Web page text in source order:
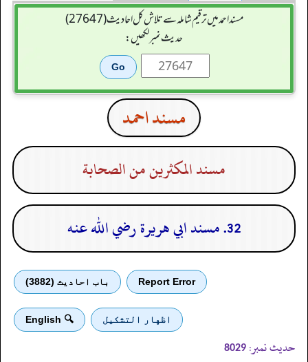
مسند احمد میں ترقیم شاملہ سے تلاش کل احادیث (27647)
حدیث نمبر لکھیں:
مسند احمد
مسند المكثرين من الصحابة
32. مسند ابي هريرة رضي الله عنه
Report Error باب احادیث (3882)
اظهار التشكيل 🔍 English
حدیث نمبر: 8029